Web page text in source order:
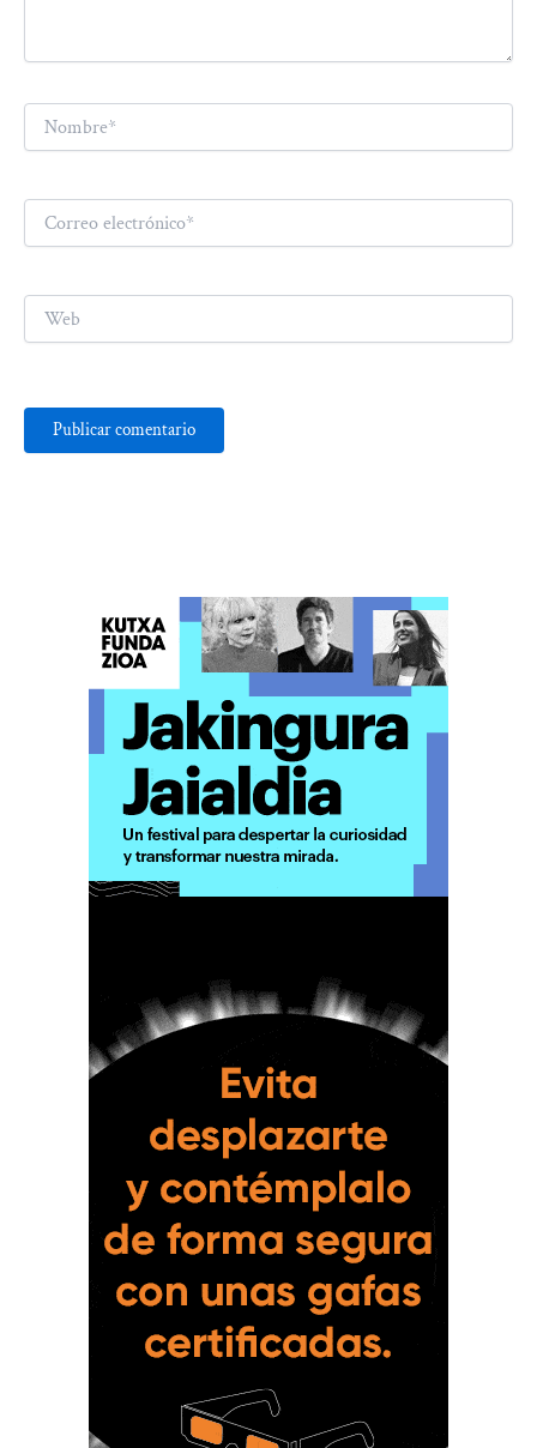
electrónico*
Web